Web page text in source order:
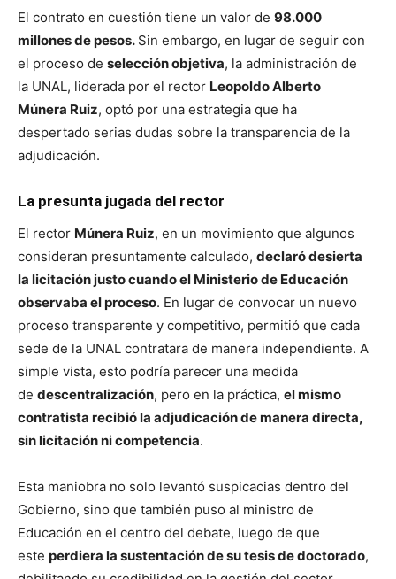
El contrato en cuestión tiene un valor de 98.000
millones de pesos. Sin embargo, en lugar de seguir con
el proceso de selección objetiva, la administración de
la UNAL, liderada por el rector Leopoldo Alberto
Múnera Ruiz, optó por una estrategia que ha
despertado serias dudas sobre la transparencia de la
adjudicación.
La presunta jugada del rector
El rector Múnera Ruiz, en un movimiento que algunos
consideran presuntamente calculado, declaró desierta
la licitación justo cuando el Ministerio de Educación
observaba el proceso. En lugar de convocar un nuevo
proceso transparente y competitivo, permitió que cada
sede de la UNAL contratara de manera independiente. A
simple vista, esto podría parecer una medida
de descentralización, pero en la práctica, el mismo
contratista recibió la adjudicación de manera directa,
sin licitación ni competencia.
Esta maniobra no solo levantó suspicacias dentro del
Gobierno, sino que también puso al ministro de
Educación en el centro del debate, luego de que
este perdiera la sustentación de su tesis de doctorado,